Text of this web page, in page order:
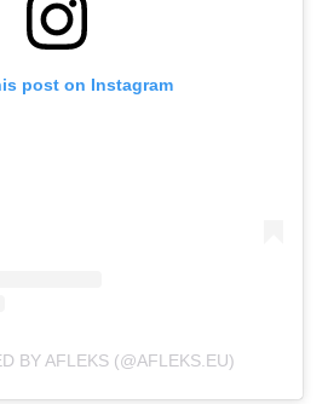
post on Instagram
BY AFLEKS (@AFLEKS.EU)